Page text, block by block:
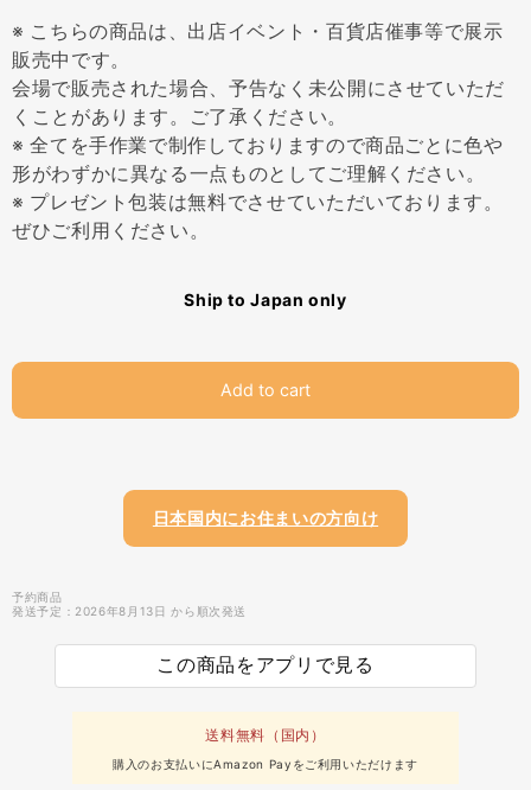
※ こちらの商品は、出店イベント・百貨店催事等で展示
販売中です。
会場で販売された場合、予告なく未公開にさせていただ
くことがあります。ご了承ください。
※ 全てを手作業で制作しておりますので商品ごとに色や
形がわずかに異なる一点ものとしてご理解ください。
※ プレゼント包装は無料でさせていただいております。
ぜひご利用ください。
Ship to Japan only
Add to cart
日本国内にお住まいの方向け
予約商品
発送予定：2026年8月13日 から順次発送
この商品をアプリで見る
送料無料（国内）
購入のお支払いにAmazon Payをご利用いただけます